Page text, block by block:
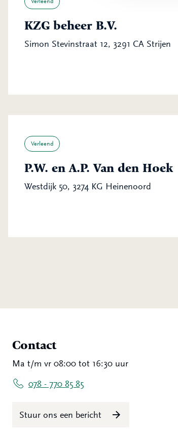
KZG beheer B.V.
Simon Stevinstraat 12, 3291 CA Strijen
Verleend
P.W. en A.P. Van den Hoek
Westdijk 50, 3274 KG Heinenoord
Contact
Ma t/m vr 08:00 tot 16:30 uur
078 - 770 85 85
Stuur ons een bericht